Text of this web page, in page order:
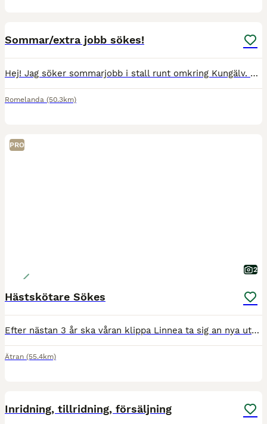
Sommar/extra jobb sökes!
Hej! Jag söker sommarjobb i stall runt omkring Kungälv. Bor i Romelanda. Jag är en ansvarsfull och arbetsvillig 15-åring som är van vid stallarbete och trivs väldigt bra i stallmiljö. Har ridit i 12
Romelanda (50.3km)
PRO
2
Hästskötare Sökes
Efter nästan 3 år ska våran klippa Linnea ta sig an nya utmaningar, så nu letar vi efter våran nya stjärna. Vi söker dig som har gedigen hästkunskap och kan ta ansvar för ett tävlingstall med 5 dressy
Ätran (55.4km)
Inridning, tillridning, försäljning